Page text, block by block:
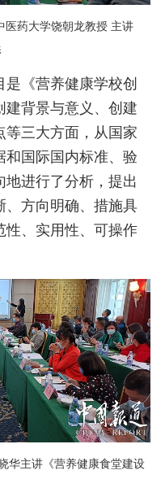
医药大学饶朝龙教授 主讲
《营养健康学校创
建背景与意义、创建
等三大方面，从国家
和国际国内标准、验
进行了分析，提出
、方向明确、措施具
性、实用性、可操作
华主讲《营养健康食堂建设